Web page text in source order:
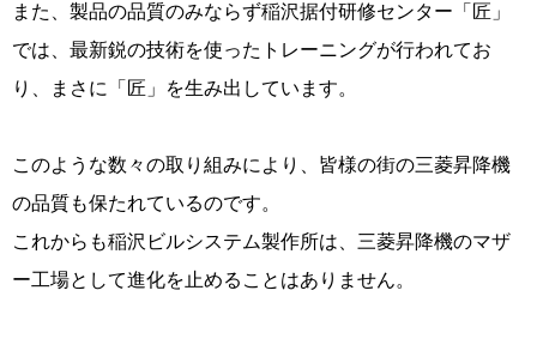
また、製品の品質のみならず稲沢据付研修センター「匠」
では、最新鋭の技術を使ったトレーニングが行われてお
り、まさに「匠」を生み出しています。
このような数々の取り組みにより、皆様の街の三菱昇降機
の品質も保たれているのです。
これからも稲沢ビルシステム製作所は、三菱昇降機のマザ
ー工場として進化を止めることはありません。